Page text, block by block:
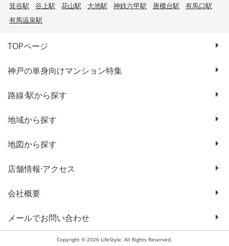
箕谷駅
谷上駅 花山駅 大池駅 神鉄六甲駅 唐櫃台駅
有馬口駅
有馬温泉駅
TOPページ
神戸の単身向けマンション特集
路線·駅から探す
地域から探す
地図から探す
店舗情報·アクセス
会社概要
メールでお問い合わせ
Copyright © 2026 LifeStyle. All Rights Reserved.